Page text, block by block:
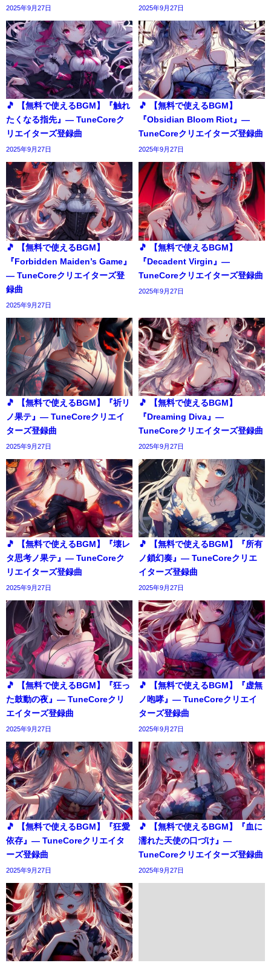
2025年9月27日 2025年9月27日
🎵 【無料で使えるBGM】『触れ
たくなる指先』― TuneCoreク
リエイターズ登録曲
2025年9月27日
🎵 【無料で使えるBGM】
『Obsidian Bloom Riot』―
TuneCoreクリエイターズ登録曲
2025年9月27日
🎵 【無料で使えるBGM】
『Forbidden Maiden’s Game』
― TuneCoreクリエイターズ登
録曲
2025年9月27日
🎵 【無料で使えるBGM】
『Decadent Virgin』―
TuneCoreクリエイターズ登録曲
2025年9月27日
🎵 【無料で使えるBGM】『祈リ
ノ果テ』― TuneCoreクリエイ
ターズ登録曲
2025年9月27日
🎵 【無料で使えるBGM】
『Dreaming Diva』―
TuneCoreクリエイターズ登録曲
2025年9月27日
🎵 【無料で使えるBGM】『壊レ
タ思考ノ果テ』― TuneCoreク
リエイターズ登録曲
2025年9月27日
🎵 【無料で使えるBGM】『所有
ノ鎖幻奏』― TuneCoreクリエ
イターズ登録曲
2025年9月27日
🎵 【無料で使えるBGM】『狂っ
た鼓動の夜』― TuneCoreクリ
エイターズ登録曲
2025年9月27日
🎵 【無料で使えるBGM】『虚無
ノ咆哮』― TuneCoreクリエイ
ターズ登録曲
2025年9月27日
🎵 【無料で使えるBGM】『狂愛
依存』― TuneCoreクリエイタ
ーズ登録曲
2025年9月27日
🎵 【無料で使えるBGM】『血に
濡れた天使の口づけ』―
TuneCoreクリエイターズ登録曲
2025年9月27日